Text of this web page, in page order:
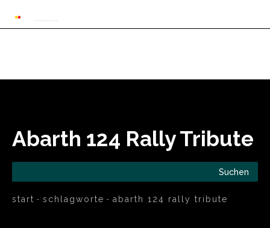
Abarth 124 Rally Tribute
Suchen
start schlagworte abarth 124 rally tribute